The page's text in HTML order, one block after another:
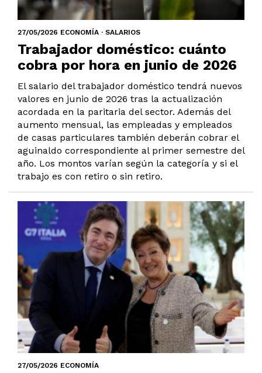
27/05/2026 ECONOMÍA · SALARIOS
Trabajador doméstico: cuánto
cobra por hora en junio de 2026
El salario del trabajador doméstico tendrá nuevos
valores en junio de 2026 tras la actualización
acordada en la paritaria del sector. Además del
aumento mensual, las empleadas y empleados
de casas particulares también deberán cobrar el
aguinaldo correspondiente al primer semestre del
año. Los montos varían según la categoría y si el
trabajo es con retiro o sin retiro.
27/05/2026 ECONOMÍA